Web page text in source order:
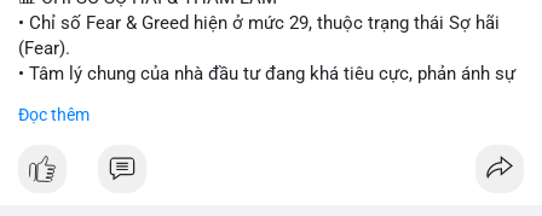
#vlikevn
• Chỉ số Fear & Greed hiện ở mức 29, thuộc trạng thái Sợ hãi
(Fear).
• Tâm lý chung của nhà đầu tư đang khá tiêu cực, phản ánh sự
• CoinGecko Trending: Plume (PLUME), Cash Cat (CASHCAT),
Đọc thêm